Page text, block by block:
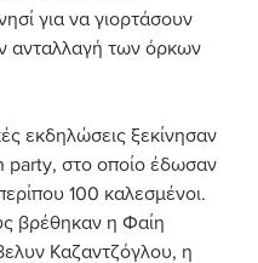
για να γιορτάσουν
ανταλλαγή των όρκων
εκδηλώσεις ξεκίνησαν
party, στο οποίο έδωσαν
100 καλεσμένοι.
βρέθηκαν η Φαίη
Καζαντζόγλου, η